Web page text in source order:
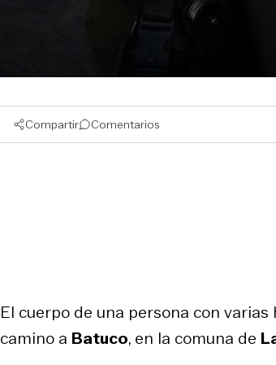
Compartir Comentarios
El cuerpo de una persona con
camino a Batuco, en la comuna de